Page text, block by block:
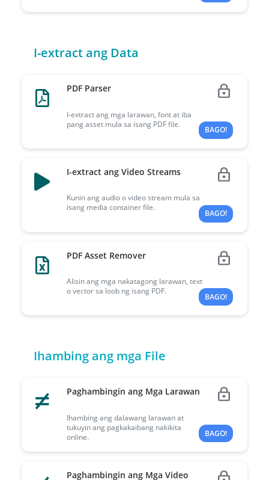
I-extract ang Data
PDF Parser
I-extract ang mga larawan, font at iba
pang asset mula sa isang PDF file.
BAGO!
I-extract ang Video Streams
Kunin ang audio o video stream mula sa
isang media container file.
BAGO!
PDF Asset Remover
Alisin ang mga nakatagong larawan, text
o vector sa loob ng isang PDF.
BAGO!
Ihambing ang mga File
Paghambingin ang Mga Larawan
Ihambing ang dalawang larawan at
tukuyin ang pagkakaibang nakikita
online.
BAGO!
Paghambingin ang Mga Video